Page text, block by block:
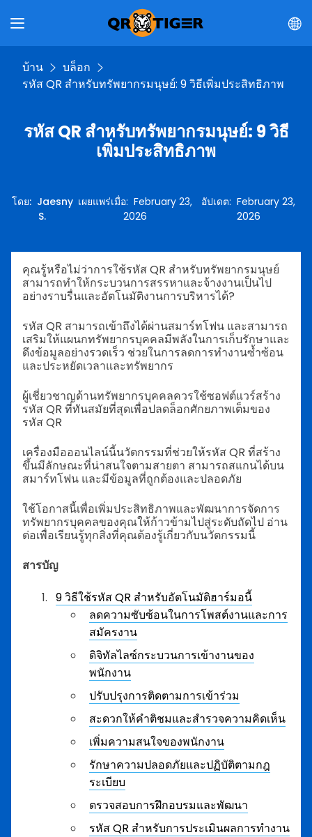
บ้าน
บล็อก
รหัส QR สำหรับทรัพยากรมนุษย์: 9 วิธีเพิ่มประสิทธิภาพ
รหัส QR สำหรับทรัพยากรมนุษย์: 9 วิธี
เพิ่มประสิทธิภาพ
โดย: Jaesny
S.
เผยแพร่เมื่อ: February 23,
2026
อัปเดต:February 23,
2026
คุณรู้หรือไม่ว่าการใช้รหัส QR สำหรับทรัพยากรมนุษย์
สามารถทำให้กระบวนการสรรหาและจ้างงานเป็นไป
อย่างราบรื่นและอัตโนมัติงานการบริหารได้?
รหัส QR สามารถเข้าถึงได้ผ่านสมาร์ทโฟน และสามารถ
เสริมให้แผนกทรัพยากรบุคคลมีพลังในการเก็บรักษาและ
ดึงข้อมูลอย่างรวดเร็ว ช่วยในการลดการทำงานซ้ำซ้อน
และประหยัดเวลาและทรัพยากร
ผู้เชี่ยวชาญด้านทรัพยากรบุคคลควรใช้ซอฟต์แวร์สร้าง
รหัส QR ที่ทันสมัยที่สุดเพื่อปลดล็อกศักยภาพเต็มของ
รหัส QR
เครื่องมือออนไลน์นี้นวัตกรรมที่ช่วยให้รหัส QR ที่สร้าง
ขึ้นมีลักษณะที่น่าสนใจตามสายตา สามารถสแกนได้บน
สมาร์ทโฟน และมีข้อมูลที่ถูกต้องและปลอดภัย
ใช้โอกาสนี้เพื่อเพิ่มประสิทธิภาพและพัฒนาการจัดการ
ทรัพยากรบุคคลของคุณให้ก้าวข้ามไปสู่ระดับถัดไป อ่าน
ต่อเพื่อเรียนรู้ทุกสิ่งที่คุณต้องรู้เกี่ยวกับนวัตกรรมนี้
สารบัญ
9 วิธีใช้รหัส QR สำหรับอัตโนมัติฮาร์มอนี้
ลดความซับซ้อนในการโพสต์งานและการ
สมัครงาน
ดิจิทัลไลซ์กระบวนการเข้างานของ
พนักงาน
ปรับปรุงการติดตามการเข้าร่วม
สะดวกให้คำติชมและสำรวจความคิดเห็น
เพิ่มความสนใจของพนักงาน
รักษาความปลอดภัยและปฏิบัติตามกฎ
ระเบียบ
ตรวจสอบการฝึกอบรมและพัฒนา
รหัส QR สำหรับการประเมินผลการทำงาน